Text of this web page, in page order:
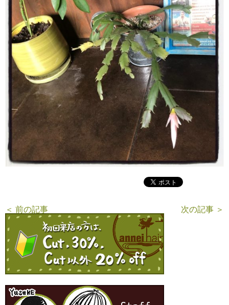
＜ 前の記事 次の記事 ＞